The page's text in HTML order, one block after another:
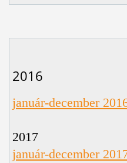
2016
január-december
2017
január-december